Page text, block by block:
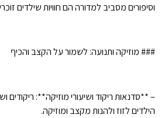
וסיפורים מסביב למדורה הם חוויות שילדים
### מוזיקה ותנועה: לשמור על הקצב והכיף
– **סדנאות ריקוד ושיעורי מוזיקה**: ריקודים
הילדים לזוז ולהנות מקצב ומוזיקה.